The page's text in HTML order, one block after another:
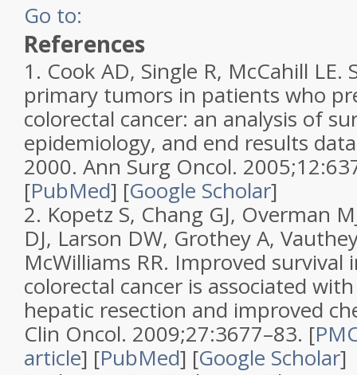
Go to:
References
1. Cook AD, Single R, McCahill LE.
primary tumors in patients who
colorectal cancer: an analysis of
epidemiology, and end results
2000. Ann Surg Oncol. 2005;12
[PubMed] [Google Scholar]
2. Kopetz S, Chang GJ, Overman
DJ, Larson DW, Grothey A,
McWilliams RR. Improved survival
colorectal cancer is associated
hepatic resection and improved
Clin Oncol. 2009;27:3677–83. [
article] [PubMed] [Google Scholar]